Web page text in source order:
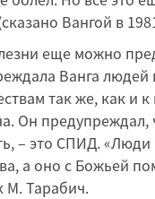
Вангой в
еще можно
Ванга людей
так же, как и
Он предупреждал,
– это СПИД. «Люди
а оно с Божьей
М. Тарабич.